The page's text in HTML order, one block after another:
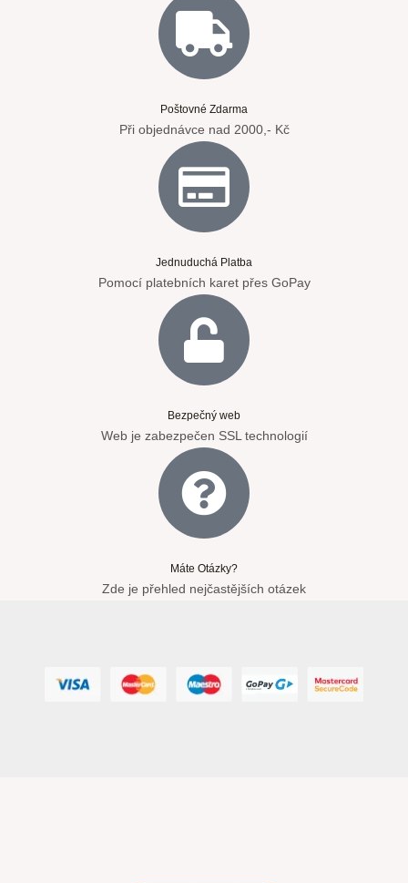
Poštovné Zdarma
Při objednávce nad 2000,- Kč
Jednuduchá Platba
Pomocí platebních karet přes GoPay
Bezpečný web
Web je zabezpečen SSL technologií
Máte Otázky?
Zde je přehled nejčastějších otázek